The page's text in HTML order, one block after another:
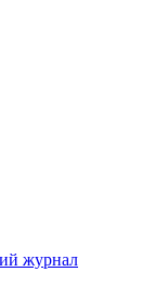
журнал